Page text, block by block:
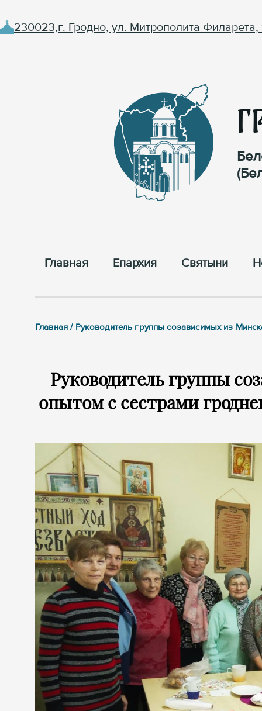
230023,г. Гродно, ул. Митрополита Филарета,
Главная Епархия Cвятыни
Главная / Руководитель группы созависимых из
Руководитель группы
опытом с сестрами